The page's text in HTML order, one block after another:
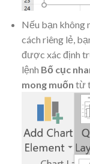
Nếu bạn không
cách riêng lẻ,
được xác định
lệnh Bố cục
mong muốn từ